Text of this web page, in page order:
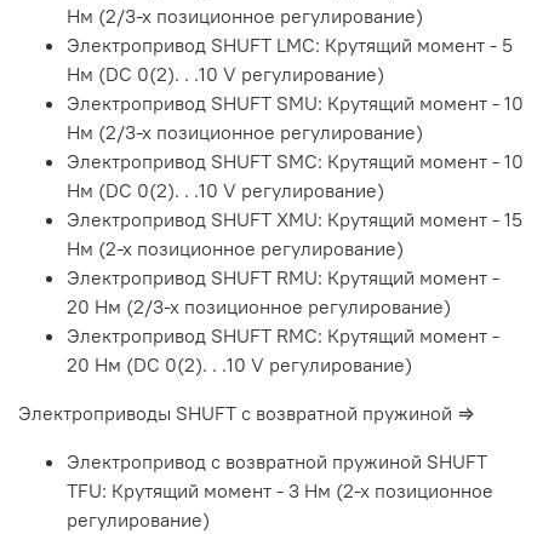
Нм (2/3-х позиционное регулирование)
Электропривод SHUFT LMC: Крутящий момент - 5
Нм (DC 0(2). . .10 V регулирование)
Электропривод SHUFT SMU: Крутящий момент - 10
Нм (2/3-х позиционное регулирование)
Электропривод SHUFT SMC: Крутящий момент - 10
Нм (DC 0(2). . .10 V регулирование)
Электропривод SHUFT XMU: Крутящий момент - 15
Нм (2-х позиционное регулирование)
Электропривод SHUFT RMU: Крутящий момент -
20 Нм (2/3-х позиционное регулирование)
Электропривод SHUFT RMC: Крутящий момент -
20 Нм (DC 0(2). . .10 V регулирование)
Электроприводы SHUFT с возвратной пружиной ⇒
Электропривод с возвратной пружиной SHUFT
TFU: Крутящий момент - 3 Нм (2-х позиционное
регулирование)